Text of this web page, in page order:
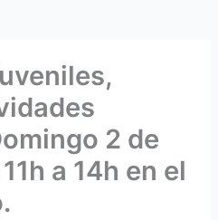
2 de
a 14h en el